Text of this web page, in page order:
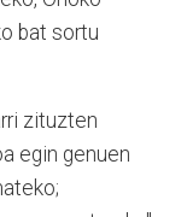
bat sortu
zituzten
egin genuen